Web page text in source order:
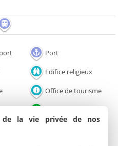
Port
Edifice religieux
Office de tourisme
de la vie privée de nos